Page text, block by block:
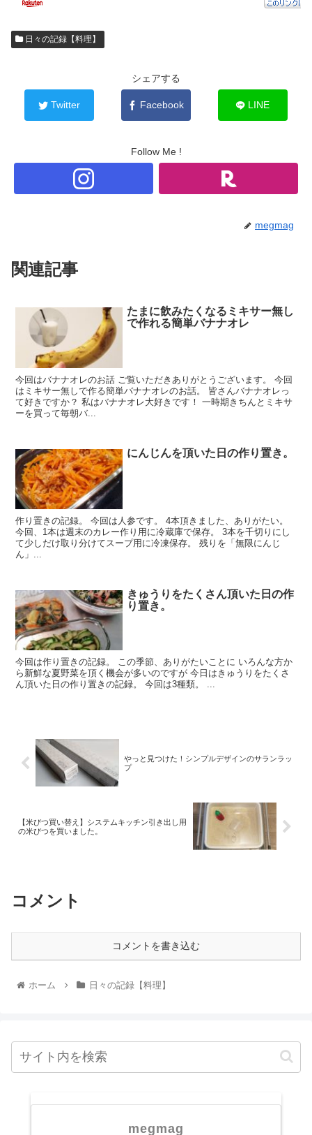
日々の記録【料理】
シェアする
Twitter Facebook LINE
Follow Me !
megmag
関連記事
たまに飲みたくなるミキサー無し
で作れる簡単バナナオレ
今回はバナナオレのお話 ご覧いただきありがとうございます。 今回
はミキサー無しで作る簡単バナナオレのお話。 皆さんバナナオレっ
て好きですか？ 私はバナナオレ大好きです！ 一時期きちんとミキサ
ーを買って毎朝バ...
にんじんを頂いた日の作り置き。
作り置きの記録。 今回は人参です。 4本頂きました、ありがたい。
今回、1本は週末のカレー作り用に冷蔵庫で保存。 3本を千切りにし
て少しだけ取り分けてスープ用に冷凍保存。 残りを「無限にんじ
ん」...
きゅうりをたくさん頂いた日の作
り置き。
今回は作り置きの記録。 この季節、ありがたいことに いろんな方か
ら新鮮な夏野菜を頂く機会が多いのですが 今日はきゅうりをたくさ
ん頂いた日の作り置きの記録。 今回は3種類。 ...
やっと見つけた！シンプルデザインのサランラッ
プ
【米びつ買い替え】システムキッチン引き出し用
の米びつを買いました。
コメント
コメントを書き込む
ホーム 日々の記録【料理】
megmag